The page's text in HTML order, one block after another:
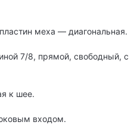
меха — диагональная.
7/8, прямой, свободный, с
к шее.
входом.